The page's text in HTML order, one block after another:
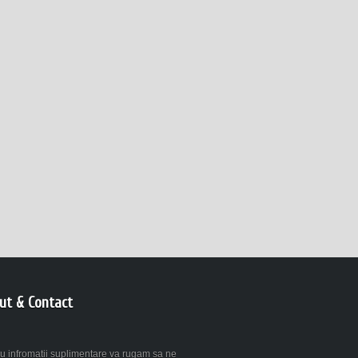
& Contact
infromatii suplimentare va rugam sa ne